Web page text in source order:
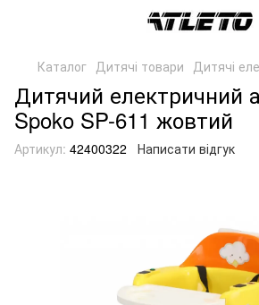
Каталог Дитячі товари Дитячі
Дитячий електричний
Spoko SP-611 жовтий
Артикул: 42400322 Написати відгук